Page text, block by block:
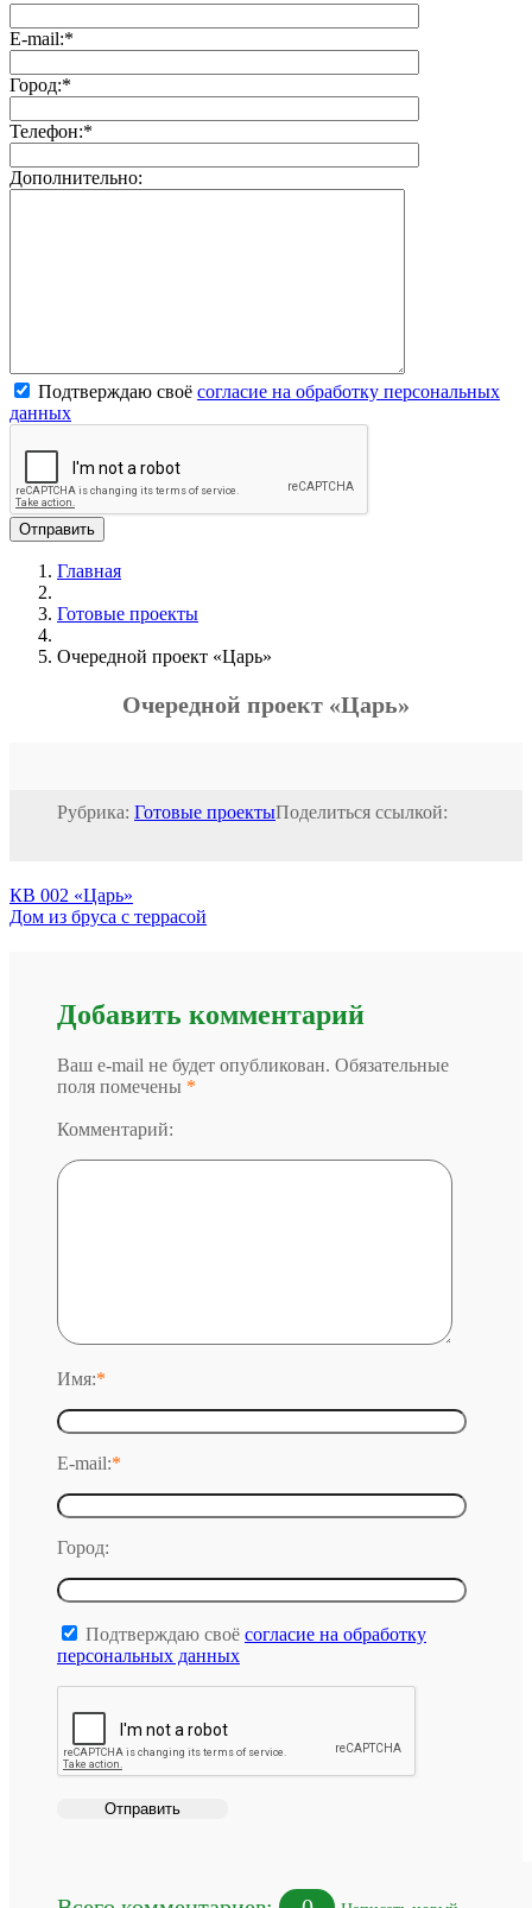
E-mail:*
Город:*
Телефон:*
Дополнительно:
Подтверждаю своё согласие на обработку персональных
данных
Главная
Готовые проекты
Очередной проект «Царь»
Очередной проект «Царь»
Рубрика: Готовые проектыПоделиться ссылкой:
КВ 002 «Царь»
Дом из бруса с террасой
Добавить комментарий
Ваш e-mail не будет опубликован. Обязательные
поля помечены *
Комментарий:
Имя:*
E-mail:*
Город:
Подтверждаю своё согласие на обработку
персональных данных